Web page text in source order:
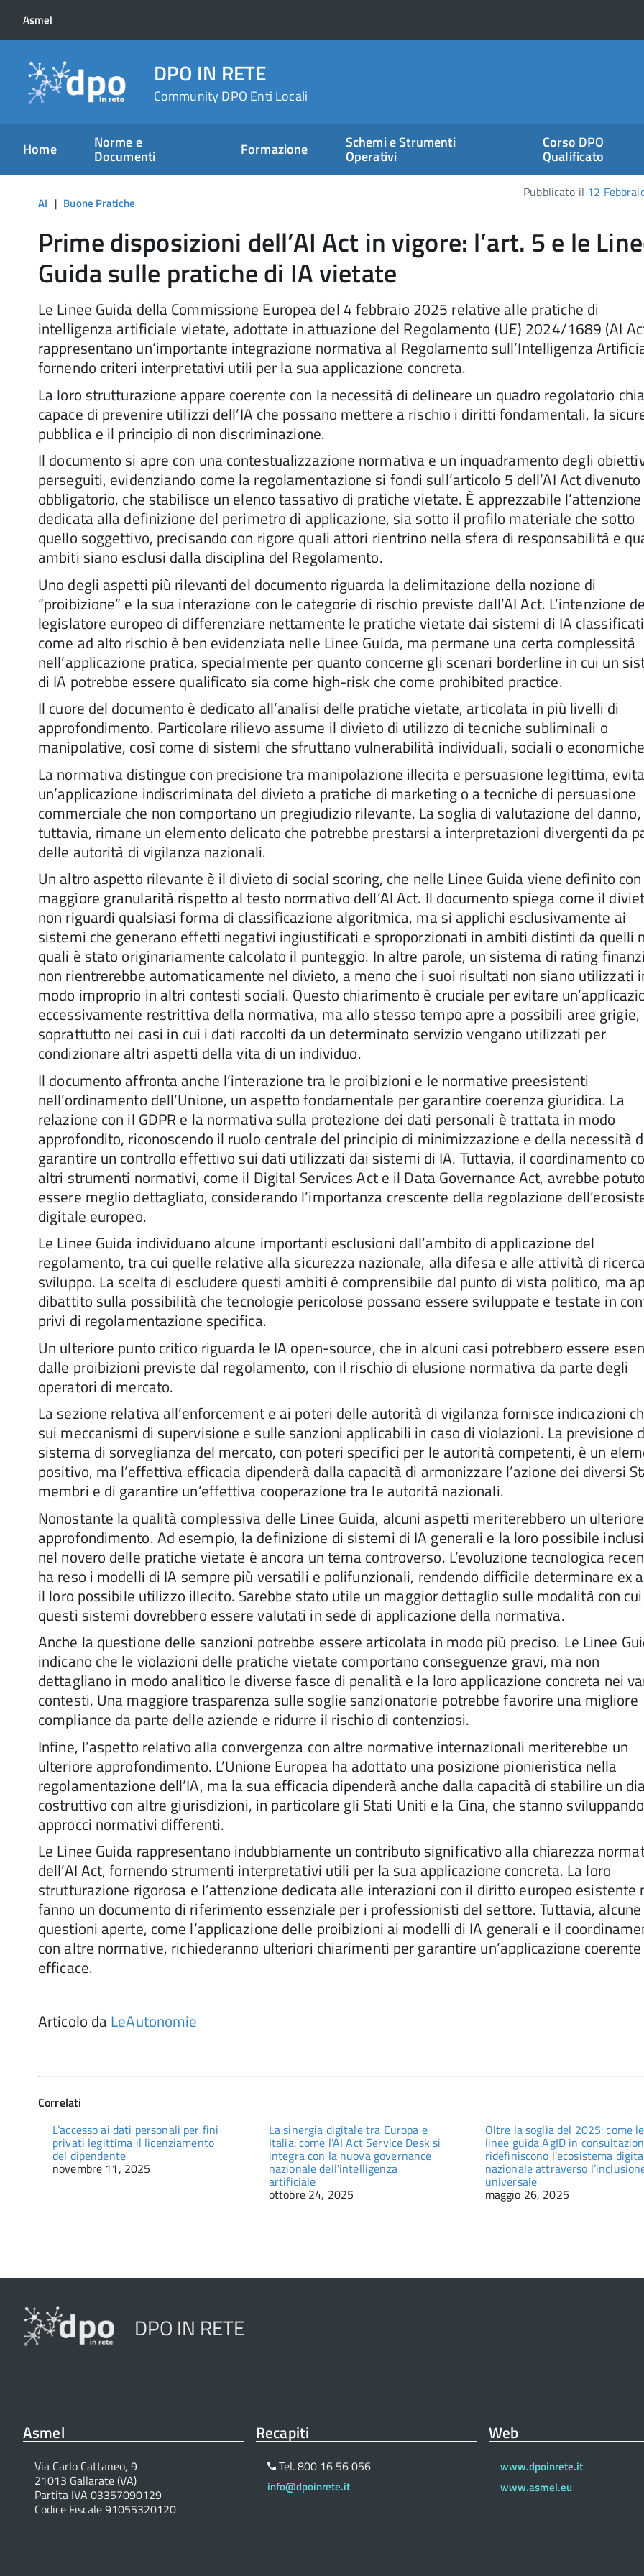
Asmel
DPO IN RETE
Community DPO Enti Locali
Home Norme e
Documenti Formazione Schemi e Strumenti
Operativi
Corso DPO
Qualificato
AI | Buone Pratiche
Pubblicato il 12
Prime disposizioni dell’AI Act in vigore: l’art. 5 e le
Guida sulle pratiche di IA vietate
Le Linee Guida della Commissione Europea del 4 febbraio 2025 relative alle pratiche di
intelligenza artificiale vietate, adottate in attuazione del Regolamento (UE) 2024/1689 (AI
rappresentano un’importante integrazione normativa al Regolamento sull’Intelligenza
fornendo criteri interpretativi utili per la sua applicazione concreta.
La loro strutturazione appare coerente con la necessità di delineare un quadro regolatorio
capace di prevenire utilizzi dell’IA che possano mettere a rischio i diritti fondamentali, la
pubblica e il principio di non discriminazione.
Il documento si apre con una contestualizzazione normativa e un inquadramento degli
perseguiti, evidenziando come la regolamentazione si fondi sull’articolo 5 dell’AI Act
obbligatorio, che stabilisce un elenco tassativo di pratiche vietate. È apprezzabile l’attenzione
dedicata alla definizione del perimetro di applicazione, sia sotto il profilo materiale che sotto
quello soggettivo, precisando con rigore quali attori rientrino nella sfera di responsabilità e
ambiti siano esclusi dalla disciplina del Regolamento.
Uno degli aspetti più rilevanti del documento riguarda la delimitazione della nozione di
“proibizione” e la sua interazione con le categorie di rischio previste dall’AI Act. L’intenzione
legislatore europeo di differenziare nettamente le pratiche vietate dai sistemi di IA classificati
come ad alto rischio è ben evidenziata nelle Linee Guida, ma permane una certa complessità
nell’applicazione pratica, specialmente per quanto concerne gli scenari borderline in cui un
di IA potrebbe essere qualificato sia come high-risk che come prohibited practice.
Il cuore del documento è dedicato all’analisi delle pratiche vietate, articolata in più livelli di
approfondimento. Particolare rilievo assume il divieto di utilizzo di tecniche subliminali o
manipolative, così come di sistemi che sfruttano vulnerabilità individuali, sociali o
La normativa distingue con precisione tra manipolazione illecita e persuasione legittima,
un’applicazione indiscriminata del divieto a pratiche di marketing o a tecniche di persuasione
commerciale che non comportano un pregiudizio rilevante. La soglia di valutazione del danno,
tuttavia, rimane un elemento delicato che potrebbe prestarsi a interpretazioni divergenti da
delle autorità di vigilanza nazionali.
Un altro aspetto rilevante è il divieto di social scoring, che nelle Linee Guida viene definito
maggiore granularità rispetto al testo normativo dell’AI Act. Il documento spiega come il
non riguardi qualsiasi forma di classificazione algoritmica, ma si applichi esclusivamente ai
sistemi che generano effetti negativi ingiustificati e sproporzionati in ambiti distinti da quelli
quali è stato originariamente calcolato il punteggio. In altre parole, un sistema di rating
non rientrerebbe automaticamente nel divieto, a meno che i suoi risultati non siano utilizzati
modo improprio in altri contesti sociali. Questo chiarimento è cruciale per evitare
eccessivamente restrittiva della normativa, ma allo stesso tempo apre a possibili aree grigie,
soprattutto nei casi in cui i dati raccolti da un determinato servizio vengano utilizzati per
condizionare altri aspetti della vita di un individuo.
Il documento affronta anche l’interazione tra le proibizioni e le normative preesistenti
nell’ordinamento dell’Unione, un aspetto fondamentale per garantire coerenza giuridica. La
relazione con il GDPR e la normativa sulla protezione dei dati personali è trattata in modo
approfondito, riconoscendo il ruolo centrale del principio di minimizzazione e della necessità
garantire un controllo effettivo sui dati utilizzati dai sistemi di IA. Tuttavia, il coordinamento
altri strumenti normativi, come il Digital Services Act e il Data Governance Act, avrebbe potuto
essere meglio dettagliato, considerando l’importanza crescente della regolazione
digitale europeo.
Le Linee Guida individuano alcune importanti esclusioni dall’ambito di applicazione del
regolamento, tra cui quelle relative alla sicurezza nazionale, alla difesa e alle attività di
sviluppo. La scelta di escludere questi ambiti è comprensibile dal punto di vista politico, ma
dibattito sulla possibilità che tecnologie pericolose possano essere sviluppate e testate in
privi di regolamentazione specifica.
Un ulteriore punto critico riguarda le IA open-source, che in alcuni casi potrebbero essere
dalle proibizioni previste dal regolamento, con il rischio di elusione normativa da parte degli
operatori di mercato.
La sezione relativa all’enforcement e ai poteri delle autorità di vigilanza fornisce indicazioni
sui meccanismi di supervisione e sulle sanzioni applicabili in caso di violazioni. La previsione
sistema di sorveglianza del mercato, con poteri specifici per le autorità competenti, è un
positivo, ma l’effettiva efficacia dipenderà dalla capacità di armonizzare l’azione dei diversi
membri e di garantire un’effettiva cooperazione tra le autorità nazionali.
Nonostante la qualità complessiva delle Linee Guida, alcuni aspetti meriterebbero un ulteriore
approfondimento. Ad esempio, la definizione di sistemi di IA generali e la loro possibile
nel novero delle pratiche vietate è ancora un tema controverso. L’evoluzione tecnologica
ha reso i modelli di IA sempre più versatili e polifunzionali, rendendo difficile determinare ex
il loro possibile utilizzo illecito. Sarebbe stato utile un maggior dettaglio sulle modalità con cui
questi sistemi dovrebbero essere valutati in sede di applicazione della normativa.
Anche la questione delle sanzioni potrebbe essere articolata in modo più preciso. Le Linee
indicano che le violazioni delle pratiche vietate comportano conseguenze gravi, ma non
dettagliano in modo analitico le diverse fasce di penalità e la loro applicazione concreta nei
contesti. Una maggiore trasparenza sulle soglie sanzionatorie potrebbe favorire una migliore
compliance da parte delle aziende e ridurre il rischio di contenziosi.
Infine, l’aspetto relativo alla convergenza con altre normative internazionali meriterebbe un
ulteriore approfondimento. L’Unione Europea ha adottato una posizione pionieristica nella
regolamentazione dell’IA, ma la sua efficacia dipenderà anche dalla capacità di stabilire un
costruttivo con altre giurisdizioni, in particolare gli Stati Uniti e la Cina, che stanno sviluppando
approcci normativi differenti.
Le Linee Guida rappresentano indubbiamente un contributo significativo alla chiarezza
dell’AI Act, fornendo strumenti interpretativi utili per la sua applicazione concreta. La loro
strutturazione rigorosa e l’attenzione dedicata alle interazioni con il diritto europeo esistente
fanno un documento di riferimento essenziale per i professionisti del settore. Tuttavia, alcune
questioni aperte, come l’applicazione delle proibizioni ai modelli di IA generali e il
con altre normative, richiederanno ulteriori chiarimenti per garantire un’applicazione
efficace.
Articolo daLeAutonomie
Correlati
L’accesso ai dati personali per fini
privati legittima il licenziamento
del dipendente
novembre 11, 2025
La sinergia digitale tra Europa e
Italia: come l’AI Act Service Desk si
integra con la nuova governance
nazionale dell’intelligenza
artificiale
ottobre 24, 2025
Oltre la soglia del 2025: come le
linee guida AgID in
ridefiniscono l’ecosistema
nazionale attraverso
universale
maggio 26, 2025
DPO IN RETE
Asmel
Via Carlo Cattaneo, 9
21013 Gallarate (VA)
Partita IVA 03357090129
Codice Fiscale 91055320120
Recapiti
Tel. 800 16 56 056
info@dpoinrete.it
Web
www.dpoinrete.it
www.asmel.eu